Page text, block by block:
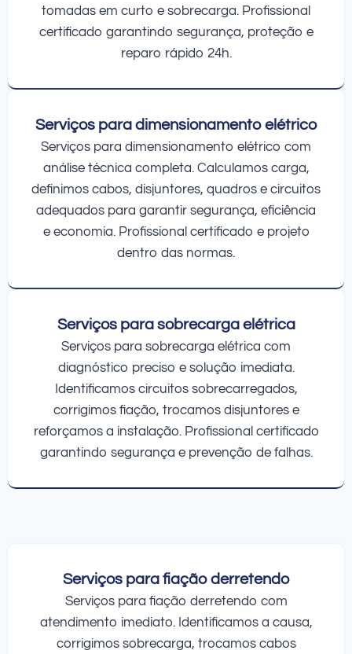
tomadas em curto e sobrecarga. Profissional
certificado garantindo segurança, proteção e
reparo rápido 24h.
Serviços para dimensionamento elétrico
Serviços para dimensionamento elétrico com
análise técnica completa. Calculamos carga,
definimos cabos, disjuntores, quadros e circuitos
adequados para garantir segurança, eficiência
e economia. Profissional certificado e projeto
dentro das normas.
Serviços para sobrecarga elétrica
Serviços para sobrecarga elétrica com
diagnóstico preciso e solução imediata.
Identificamos circuitos sobrecarregados,
corrigimos fiação, trocamos disjuntores e
reforçamos a instalação. Profissional certificado
garantindo segurança e prevenção de falhas.
Serviços para fiação derretendo
Serviços para fiação derretendo com
atendimento imediato. Identificamos a causa,
corrigimos sobrecarga, trocamos cabos